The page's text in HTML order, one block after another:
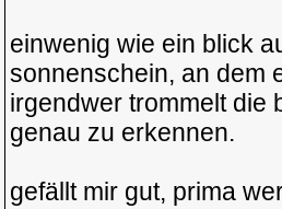
einwenig wie ein blick
sonnenschein, an dem
irgendwer trommelt die
genau zu erkennen.
gefällt mir gut, prima